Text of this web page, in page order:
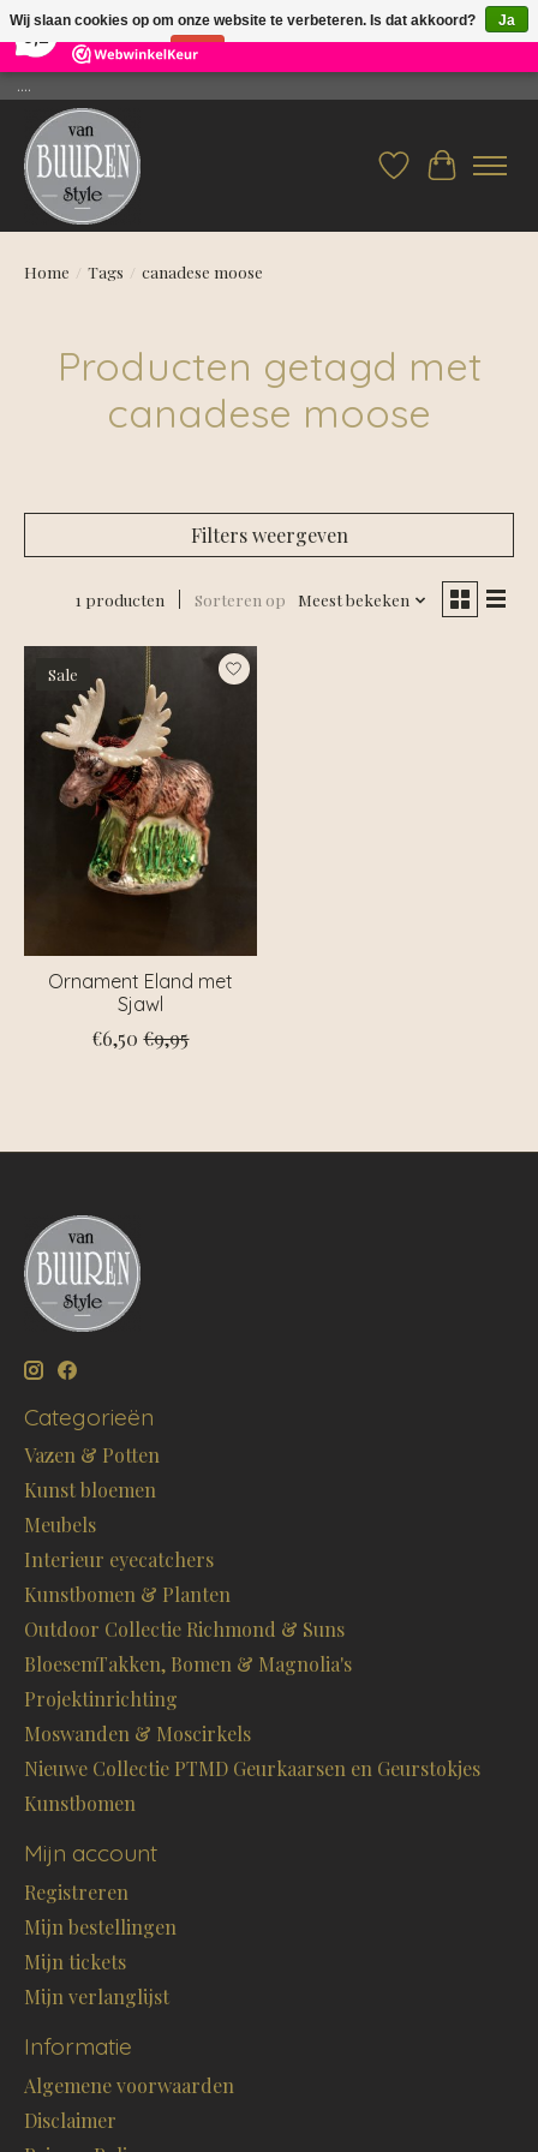
26 Reviews ×
....
Verlanglijst
Home / Tags / canadese moose
Producten getagd met
canadese moose
Filters weergeven
1 producten Sorteren op Meest bekeken
Sale
Ornament Eland met
Sjawl
€6,50 €9,95
Categorieën
Vazen & Potten
Kunst bloemen
Meubels
Interieur eyecatchers
Kunstbomen & Planten
Outdoor Collectie Richmond & Suns
BloesemTakken, Bomen & Magnolia's
Projektinrichting
Moswanden & Moscirkels
Nieuwe Collectie PTMD Geurkaarsen en Geurstokjes
Kunstbomen
Mijn account
Registreren
Mijn bestellingen
Mijn tickets
Mijn verlanglijst
Informatie
Algemene voorwaarden
Disclaimer
Wij slaan cookies op om onze website te verbeteren. Is dat akkoord?
Ja
Nee